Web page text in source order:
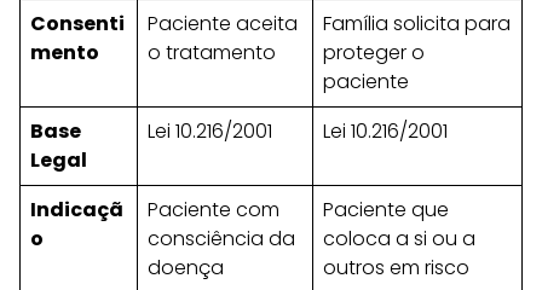
Consenti
mento
Paciente aceita
o tratamento
Família solicita para
proteger o
paciente
Base
Legal
Lei 10.216/2001 Lei 10.216/2001
Indicaçã
o
Paciente com
consciência da
doença
Paciente que
coloca a si ou a
outros em risco